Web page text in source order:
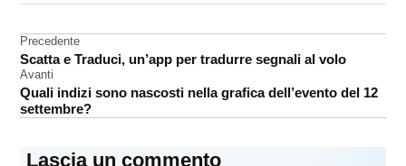
Cash
Navigazione
articoli
Precedente
Scatta e Traduci, un’app per tradurre segnali al volo
Avanti
Quali indizi sono nascosti nella grafica dell’evento del 12
settembre?
Lascia un commento